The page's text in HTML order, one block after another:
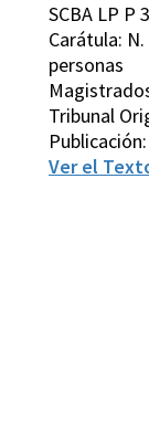
SCBA LP P
Carátula:
personas
Tribunal
Ver el